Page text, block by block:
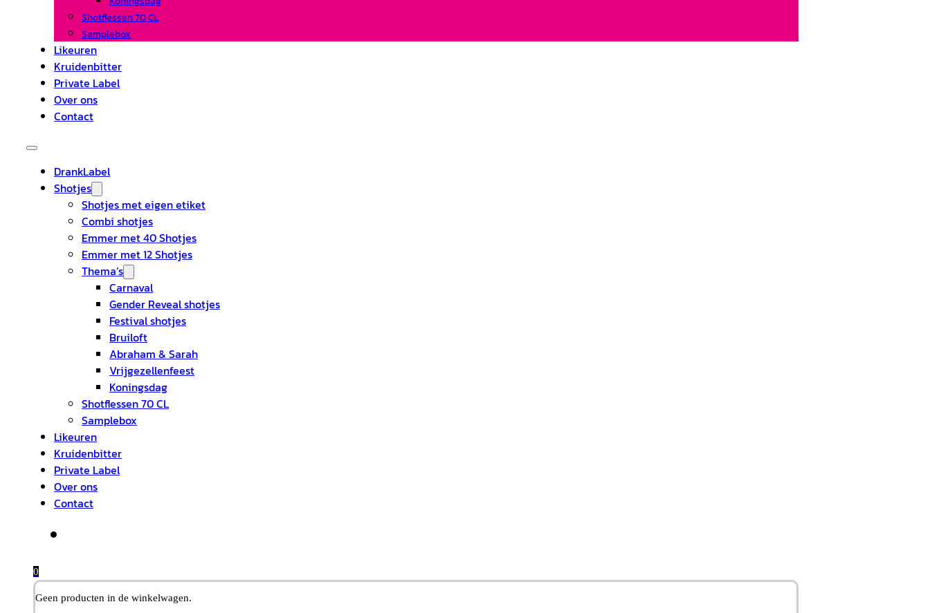
Shotflessen 70 CL
Samplebox
Likeuren
Kruidenbitter
Private Label
Over ons
Contact
DrankLabel
Shotjes
Shotjes met eigen etiket
Combi shotjes
Emmer met 40 Shotjes
Emmer met 12 Shotjes
Thema’s
Carnaval
Gender Reveal shotjes
Festival shotjes
Bruiloft
Abraham & Sarah
Vrijgezellenfeest
Koningsdag
Shotflessen 70 CL
Samplebox
Likeuren
Kruidenbitter
Private Label
Over ons
Contact
0
Geen producten in de winkelwagen.